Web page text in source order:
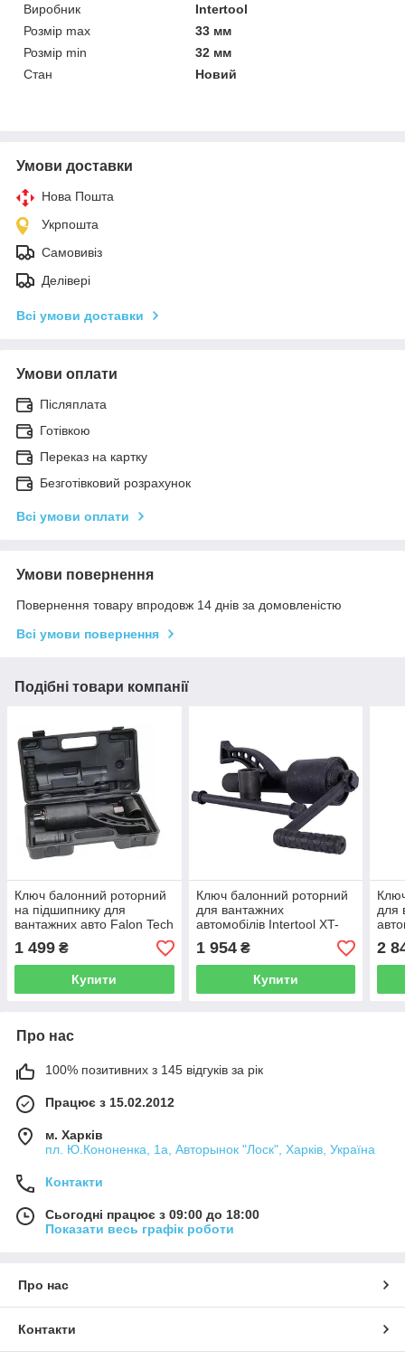
Виробник
Intertool
Розмір max
33 мм
Розмір min
32 мм
Стан
Новий
Умови доставки
Нова Пошта
Укрпошта
Самовивіз
Делівері
Всі умови доставки
Умови оплати
Післяплата
Готівкою
Переказ на картку
Безготівковий розрахунок
Всі умови оплати
Умови повернення
Повернення товару впродовж 14 днів за домовленістю
Всі умови повернення
Подібні товари компанії
Ключ балонний роторний
на підшипнику для
вантажних авто Falon Tech
FT6810
1 499 ₴
Купити
Ключ балонний роторний
для вантажних
автомобілів Intertool XT-
0006
1 954₴
Купити
для
2
Про нас
100% позитивних з 145 відгуків за рік
Працює з 15.02.2012
м. Харків
пл. Ю.Кононенка, 1а, Авторынок "Лоск", Харків, Україна
Контакти
Сьогодні працює з 09:00 до 18:00
Показати весь графік роботи
Про нас
Контакти